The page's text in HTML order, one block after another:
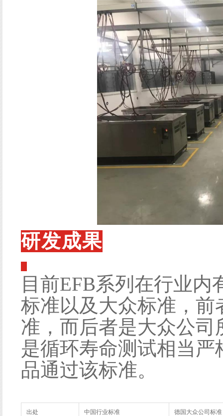
研发成果
目前EFB系列在行业
标准以及大众标准，
准，而后者是大众公
是循环寿命测试相当
品通过该标准。
出处 中国行业标准 德国大众公司标准